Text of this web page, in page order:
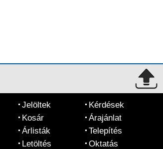
Jelöltek
Kosár
Árlisták
Letöltés
Kérdések
Árajánlat
Telepítés
Oktatás